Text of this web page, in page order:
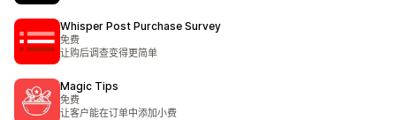
Whisper Post Purchase Survey
免费
让购后调查变得更简单
Magic Tips
免费
让客户能在订单中添加小费